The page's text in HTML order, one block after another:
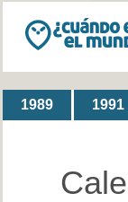
1989 1991